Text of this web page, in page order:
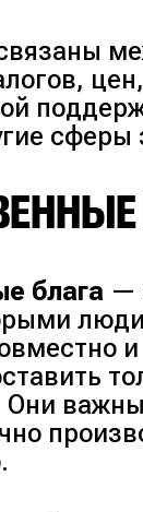
сферы
блага —
люди
Они